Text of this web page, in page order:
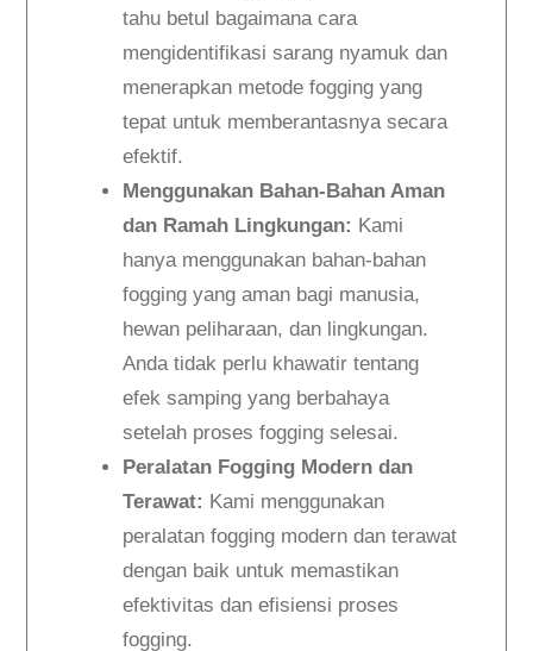
tahu betul bagaimana cara
mengidentifikasi sarang nyamuk dan
menerapkan metode fogging yang
tepat untuk memberantasnya secara
efektif.
Menggunakan Bahan-Bahan Aman
dan Ramah Lingkungan: Kami
hanya menggunakan bahan-bahan
fogging yang aman bagi manusia,
hewan peliharaan, dan lingkungan.
Anda tidak perlu khawatir tentang
efek samping yang berbahaya
setelah proses fogging selesai.
Peralatan Fogging Modern dan
Terawat: Kami menggunakan
peralatan fogging modern dan terawat
dengan baik untuk memastikan
efektivitas dan efisiensi proses
fogging.